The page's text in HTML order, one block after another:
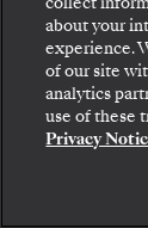
All-
Bord
Genießen
Gehen Sie
prüfen Sie
Sie Ihre
about your
experience.
of our site
analytics
use of these
Privacy